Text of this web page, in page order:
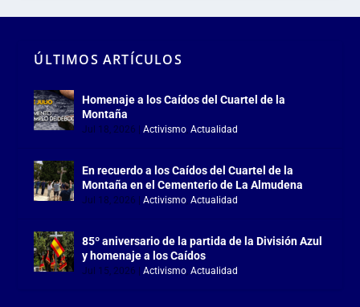
ÚLTIMOS ARTÍCULOS
Homenaje a los Caídos del Cuartel de la
Montaña
Jul 18, 2026 |Activismo,Actualidad
En recuerdo a los Caídos del Cuartel de la
Montaña en el Cementerio de La Almudena
Jul 18, 2026 |Activismo,Actualidad
85º aniversario de la partida de la División Azul
y homenaje a los Caídos
Jul 15, 2026 |Activismo,Actualidad